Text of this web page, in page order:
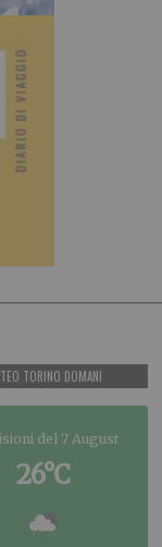
TORINO DOMANI
del 7 August
26°C